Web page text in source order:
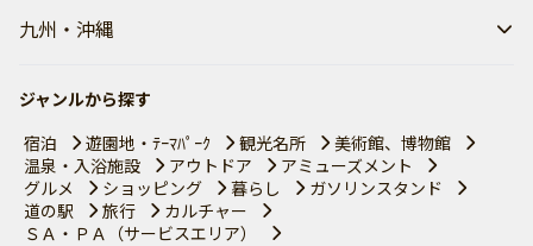
九州・沖縄
ジャンルから探す
宿泊
遊園地・ﾃｰﾏﾊﾟｰｸ 観光名所
美術館、博物館
温泉・入浴施設
アウトドア
アミューズメント
グルメ
ショッピング 暮らし
ガソリンスタンド
道の駅
旅行
カルチャー
ＳＡ・ＰＡ（サービスエリア）